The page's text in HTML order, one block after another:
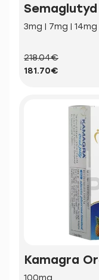
Semaglutyd
3mg | 7mg | 14mg
218.04€
181.70€
Kamagra
100mg